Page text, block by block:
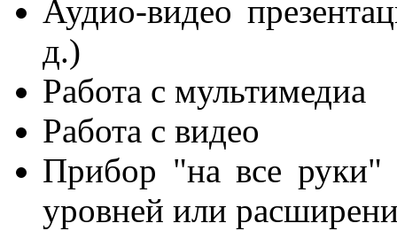
Аудио-видео
д.)
Работа с мультимедиа
Работа с видео
Прибор "на все руки"
уровней или